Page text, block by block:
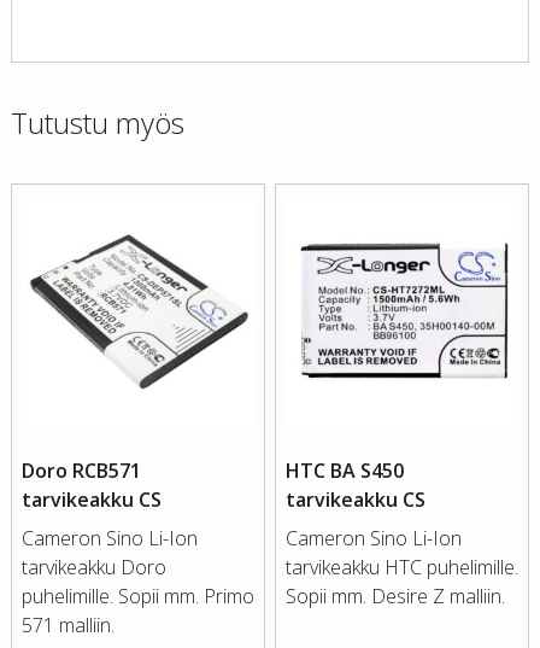
Tutustu myös
Doro RCB571
tarvikeakku CS
Cameron Sino Li-Ion
tarvikeakku Doro
puhelimille. Sopii mm. Primo
571 malliin.
HTC BA S450
tarvikeakku CS
Cameron Sino Li-Ion
tarvikeakku HTC puhelimille.
Sopii mm. Desire Z malliin.